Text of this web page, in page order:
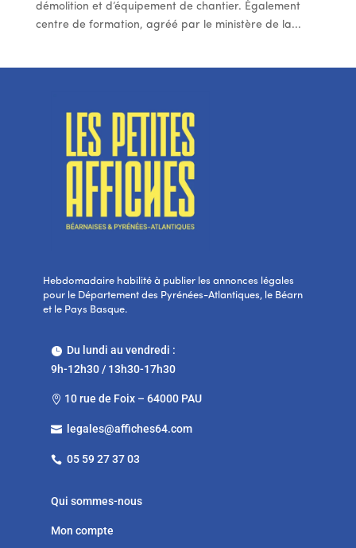
démolition et d’équipement de chantier. Également
centre de formation, agréé par le ministère de la...
Hebdomadaire habilité à publier les annonces légales
pour le Département des Pyrénées-Atlantiques, le Béarn
et le Pays Basque.
Du lundi au vendredi :
9h-12h30 / 13h30-17h30
 10 rue de Foix – 64000 PAU
 legales@affiches64.com
 05 59 27 37 03
Qui sommes-nous
Mon compte